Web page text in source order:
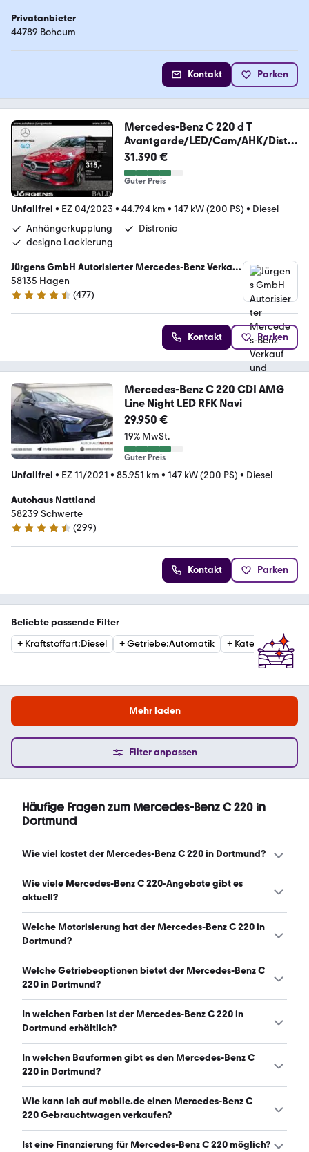
Privatanbieter
44789 Bohcum
Kontakt Parken
Mercedes-Benz C 220 d T
Avantgarde/LED/Cam/AHK/Distr/
Ambiente
31.390 €
Guter Preis
Unfallfrei • EZ 04/2023 • 44.794 km • 147 kW (200 PS) • Diesel
Anhängerkupplung
Distronic
designo Lackierung
Jürgens GmbH Autorisierter Mercedes-Benz Verkauf
und Service
58135 Hagen
4.5 Sterne
(477)
Kontakt Parken
Mercedes-Benz C 220 CDI AMG
Line Night LED RFK Navi
29.950 €
19% MwSt.
Guter Preis
Unfallfrei • EZ 11/2021 • 85.951 km • 147 kW (200 PS) • Diesel
Autohaus Nattland
58239 Schwerte
4.3 Sterne
(299)
Kontakt Parken
Beliebte passende Filter
+ Kraftstoffart:Diesel +Getriebe:Automatik + Kategorie:
Mehr laden
Filter anpassen
Häufige Fragen zum Mercedes-Benz C 220 in
Dortmund
Wie viel kostet der Mercedes-Benz C 220 in Dortmund?
Ein guter Preis für einen Mercedes-Benz C 220 in
Dortmund liegt zwischen 4.974 € und 20.124 €. (Stand:
Wie viele Mercedes-Benz C 220-Angebote gibt es
aktuell?
Es gibt insgesamt 128 Mercedes-Benz C 220 bei
mobile.de, davon 128 Gebraucht- und 0 Neuwagen.
Welche Motorisierung hat der Mercedes-Benz C 220 in
Dortmund?
Der Mercedes-Benz C 220 in Dortmund hat Leistungen
zwischen 150 und 200 PS. (Stand: 8.8.2026)
Welche Getriebeoptionen bietet der Mercedes-Benz C
220 in Dortmund?
Der Mercedes-Benz C 220 in Dortmund ist mit
automatischem und manuellem Getriebe erhältlich.
In welchen Farben ist der Mercedes-Benz C 220 in
Dortmund erhältlich?
Den Mercedes-Benz C 220 in Dortmund gibt es in
folgenden Farben: schwarz, grau, silber, weiß, blau und
In welchen Bauformen gibt es den Mercedes-Benz C
220 in Dortmund?
Den Mercedes-Benz C 220 in Dortmund gibt es in
folgenden Bauformen: Kombi und Limousine. (Stand:
Wie kann ich auf mobile.de einen Mercedes-Benz C
220 Gebrauchtwagen verkaufen?
Alle Informationen zum Verkauf an mobile.de-
Ist eine Finanzierung für Mercedes-Benz C 220 möglich?